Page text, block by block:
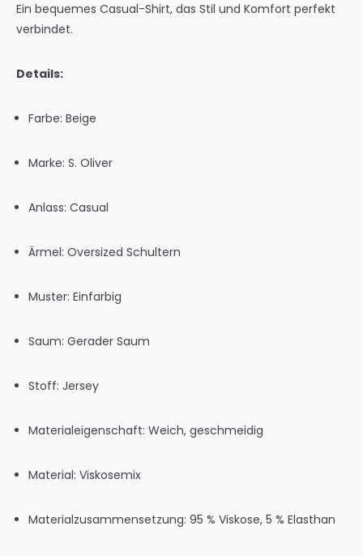
Ein bequemes Casual-Shirt, das Stil und Komfort perfekt
verbindet.
Details:
Farbe: Beige
Marke: S. Oliver
Anlass: Casual
Ärmel: Oversized Schultern
Muster: Einfarbig
Saum: Gerader Saum
Stoff: Jersey
Materialeigenschaft: Weich, geschmeidig
Material: Viskosemix
Materialzusammensetzung: 95 % Viskose, 5 % Elasthan